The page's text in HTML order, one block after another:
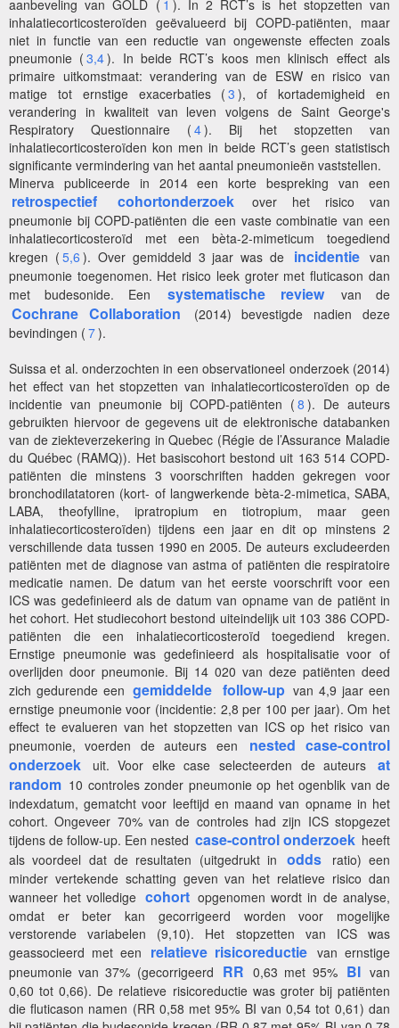
aanbeveling van GOLD ( 1 ). In 2 RCT’s is het stopzetten van
inhalatiecorticosteroïden geëvalueerd bij COPD-patiënten, maar
niet in functie van een reductie van ongewenste effecten zoals
pneumonie ( 3,4). In beide RCT’s koos men klinisch effect als
primaire uitkomstmaat: verandering van de ESW en risico van
matige tot ernstige exacerbaties ( 3 ), of kortademigheid en
verandering in kwaliteit van leven volgens de Saint George's
Respiratory Questionnaire ( 4). Bij het stopzetten van
inhalatiecorticosteroïden kon men in beide RCT’s geen statistisch
significante vermindering van het aantal pneumonieën vaststellen.
Minerva publiceerde in 2014 een korte bespreking van een
retrospectief cohortonderzoek
over het risico van
pneumonie bij COPD-patiënten die een vaste combinatie van een
inhalatiecorticosteroïd met een bèta-2-mimeticum toegediend
kregen ( 5,6 ). Over gemiddeld 3 jaar was de incidentie van
pneumonie toegenomen. Het risico leek groter met fluticason dan
met budesonide. Een
systematische review van de
Cochrane Collaboration
(2014) bevestigde nadien deze
bevindingen ( 7).
Suissa et al. onderzochten in een observationeel onderzoek (2014)
het effect van het stopzetten van inhalatiecorticosteroïden op de
incidentie van pneumonie bij COPD-patiënten ( 8 ). De auteurs
gebruikten hiervoor de gegevens uit de elektronische databanken
van de ziekteverzekering in Quebec (Régie de l’Assurance Maladie
du Québec (RAMQ)). Het basiscohort bestond uit 163 514 COPD-
patiënten die minstens 3 voorschriften hadden gekregen voor
bronchodilatatoren (kort- of langwerkende bèta-2-mimetica, SABA,
LABA, theofylline, ipratropium en tiotropium, maar geen
inhalatiecorticosteroïden) tijdens een jaar en dit op minstens 2
verschillende data tussen 1990 en 2005. De auteurs excludeerden
patiënten met de diagnose van astma of patiënten die respiratoire
medicatie namen. De datum van het eerste voorschrift voor een
ICS was gedefinieerd als de datum van opname van de patiënt in
het cohort. Het studiecohort bestond uiteindelijk uit 103 386 COPD-
patiënten die een inhalatiecorticosteroïd toegediend kregen.
Ernstige pneumonie was gedefinieerd als hospitalisatie voor of
overlijden door pneumonie. Bij 14 020 van deze patiënten deed
zich gedurende een gemiddelde follow-up van 4,9 jaar een
ernstige pneumonie voor (incidentie: 2,8 per 100 per jaar). Om het
effect te evalueren van het stopzetten van ICS op het risico van
pneumonie, voerden de auteurs een
nested case-control
onderzoek
uit. Voor elke case selecteerden de auteurs
at
random 10 controles zonder pneumonie op het ogenblik van de
indexdatum, gematcht voor leeftijd en maand van opname in het
cohort. Ongeveer 70% van de controles had zijn ICS stopgezet
tijdens de follow-up. Een nested case-control onderzoek heeft
als voordeel dat de resultaten (uitgedrukt in
odds
ratio) een
minder vertekende schatting geven van het relatieve risico dan
wanneer het volledige cohort opgenomen wordt in de analyse,
omdat er beter kan gecorrigeerd worden voor mogelijke
verstorende variabelen (9,10). Het stopzetten van ICS was
geassocieerd met een relatieve risicoreductie van ernstige
pneumonie van 37% (gecorrigeerd RR 0,63 met 95% BI van
0,60 tot 0,66). De relatieve risicoreductie was groter bij patiënten
die fluticason namen (RR 0,58 met 95% BI van 0,54 tot 0,61) dan